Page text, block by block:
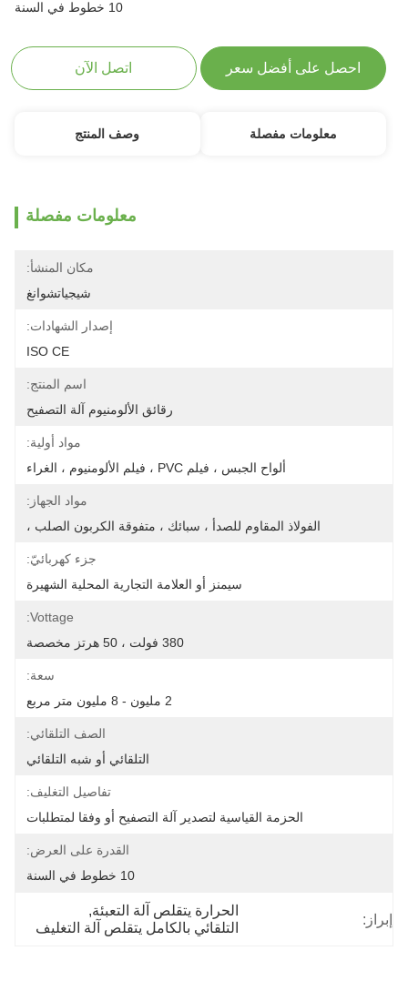
10 خطوط في السنة
احصل على أفضل سعر اتصل الآن
معلومات مفصلة وصف المنتج
معلومات مفصلة
مكان المنشأ:
شيجياتشوانغ
إصدار الشهادات:
ISO CE
اسم المنتج:
رقائق الألومنيوم آلة التصفيح
مواد أولية:
ألواح الجبس ، فيلم PVC ، فيلم الألومنيوم ، الغراء
مواد الجهاز:
الفولاذ المقاوم للصدأ ، سبائك ، متفوقة الكربون الصلب ،
جزء كهربائيّ:
سيمنز أو العلامة التجارية المحلية الشهيرة
Vottage:
380 فولت ، 50 هرتز مخصصة
سعة:
2 مليون - 8 مليون متر مربع
الصف التلقائي:
التلقائي أو شبه التلقائي
تفاصيل التغليف:
الحزمة القياسية لتصدير آلة التصفيح أو وفقا لمتطلبات
القدرة على العرض:
10 خطوط في السنة
إبراز:
الحرارة يتقلص آلة التعبئة,
التلقائي بالكامل يتقلص آلة التغليف